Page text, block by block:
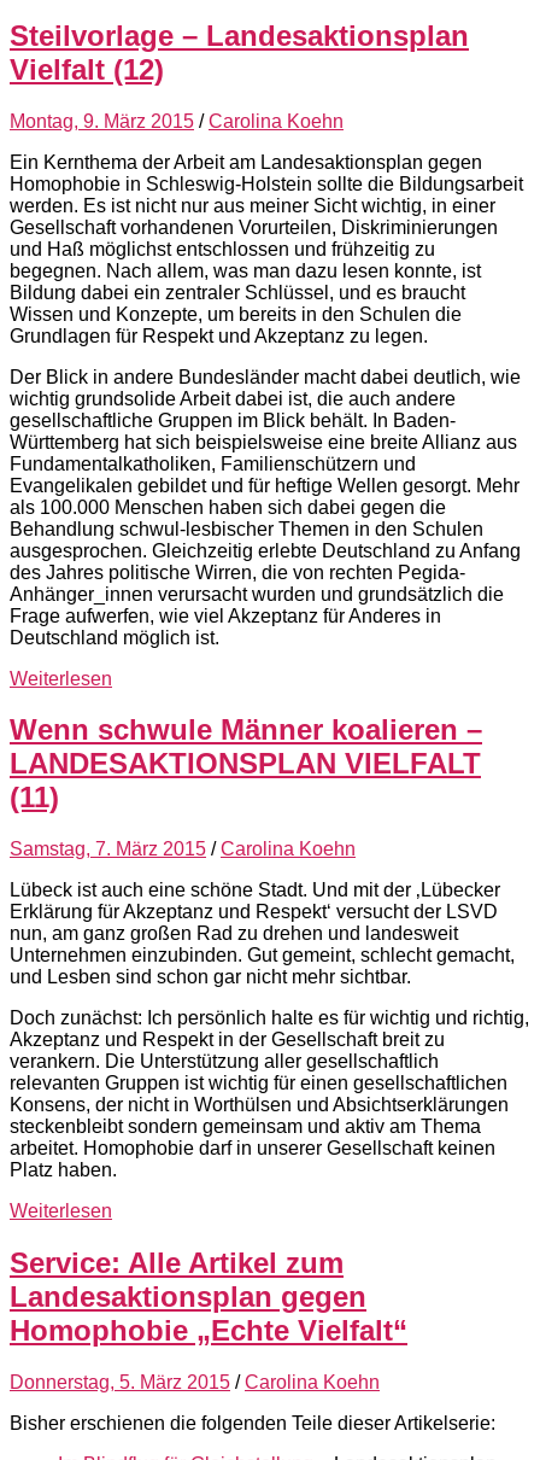
Steilvorlage – Landesaktionsplan
Vielfalt (12)
Montag, 9. März 2015 /Carolina Koehn
Ein Kernthema der Arbeit am Landesaktionsplan gegen
Homophobie in Schleswig-Holstein sollte die Bildungsarbeit
werden. Es ist nicht nur aus meiner Sicht wichtig, in einer
Gesellschaft vorhandenen Vorurteilen, Diskriminierungen
und Haß möglichst entschlossen und frühzeitig zu
begegnen. Nach allem, was man dazu lesen konnte, ist
Bildung dabei ein zentraler Schlüssel, und es braucht
Wissen und Konzepte, um bereits in den Schulen die
Grundlagen für Respekt und Akzeptanz zu legen.
Der Blick in andere Bundesländer macht dabei deutlich, wie
wichtig grundsolide Arbeit dabei ist, die auch andere
gesellschaftliche Gruppen im Blick behält. In Baden-
Württemberg hat sich beispielsweise eine breite Allianz aus
Fundamentalkatholiken, Familienschützern und
Evangelikalen gebildet und für heftige Wellen gesorgt. Mehr
als 100.000 Menschen haben sich dabei gegen die
Behandlung schwul-lesbischer Themen in den Schulen
ausgesprochen. Gleichzeitig erlebte Deutschland zu Anfang
des Jahres politische Wirren, die von rechten Pegida-
Anhänger_innen verursacht wurden und grundsätzlich die
Frage aufwerfen, wie viel Akzeptanz für Anderes in
Deutschland möglich ist.
Weiterlesen
Wenn schwule Männer koalieren –
LANDESAKTIONSPLAN VIELFALT
(11)
Samstag, 7. März 2015 /Carolina Koehn
Lübeck ist auch eine schöne Stadt. Und mit der ‚Lübecker
Erklärung für Akzeptanz und Respekt‘ versucht der LSVD
nun, am ganz großen Rad zu drehen und landesweit
Unternehmen einzubinden. Gut gemeint, schlecht gemacht,
und Lesben sind schon gar nicht mehr sichtbar.
Doch zunächst: Ich persönlich halte es für wichtig und richtig,
Akzeptanz und Respekt in der Gesellschaft breit zu
verankern. Die Unterstützung aller gesellschaftlich
relevanten Gruppen ist wichtig für einen gesellschaftlichen
Konsens, der nicht in Worthülsen und Absichtserklärungen
steckenbleibt sondern gemeinsam und aktiv am Thema
arbeitet. Homophobie darf in unserer Gesellschaft keinen
Platz haben.
Weiterlesen
Service: Alle Artikel zum
Landesaktionsplan gegen
Homophobie „Echte Vielfalt“
Donnerstag, 5. März 2015 /Carolina Koehn
Bisher erschienen die folgenden Teile dieser Artikelserie: